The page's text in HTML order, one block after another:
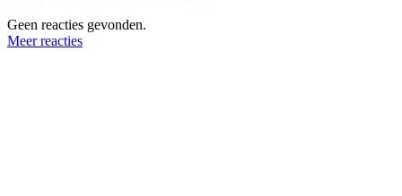
Geen reacties gevonden.
Meer reacties